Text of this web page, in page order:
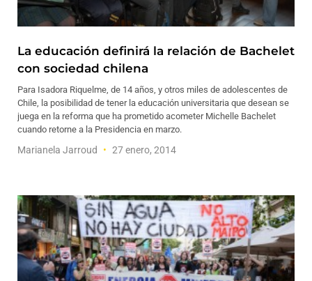
La educación definirá la relación de Bachelet
con sociedad chilena
Para Isadora Riquelme, de 14 años, y otros miles de adolescentes de
Chile, la posibilidad de tener la educación universitaria que desean se
juega en la reforma que ha prometido acometer Michelle Bachelet
cuando retorne a la Presidencia en marzo.
Marianela Jarroud 27 enero, 2014